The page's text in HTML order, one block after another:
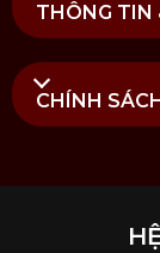
THÔNG TIN
CHÍNH